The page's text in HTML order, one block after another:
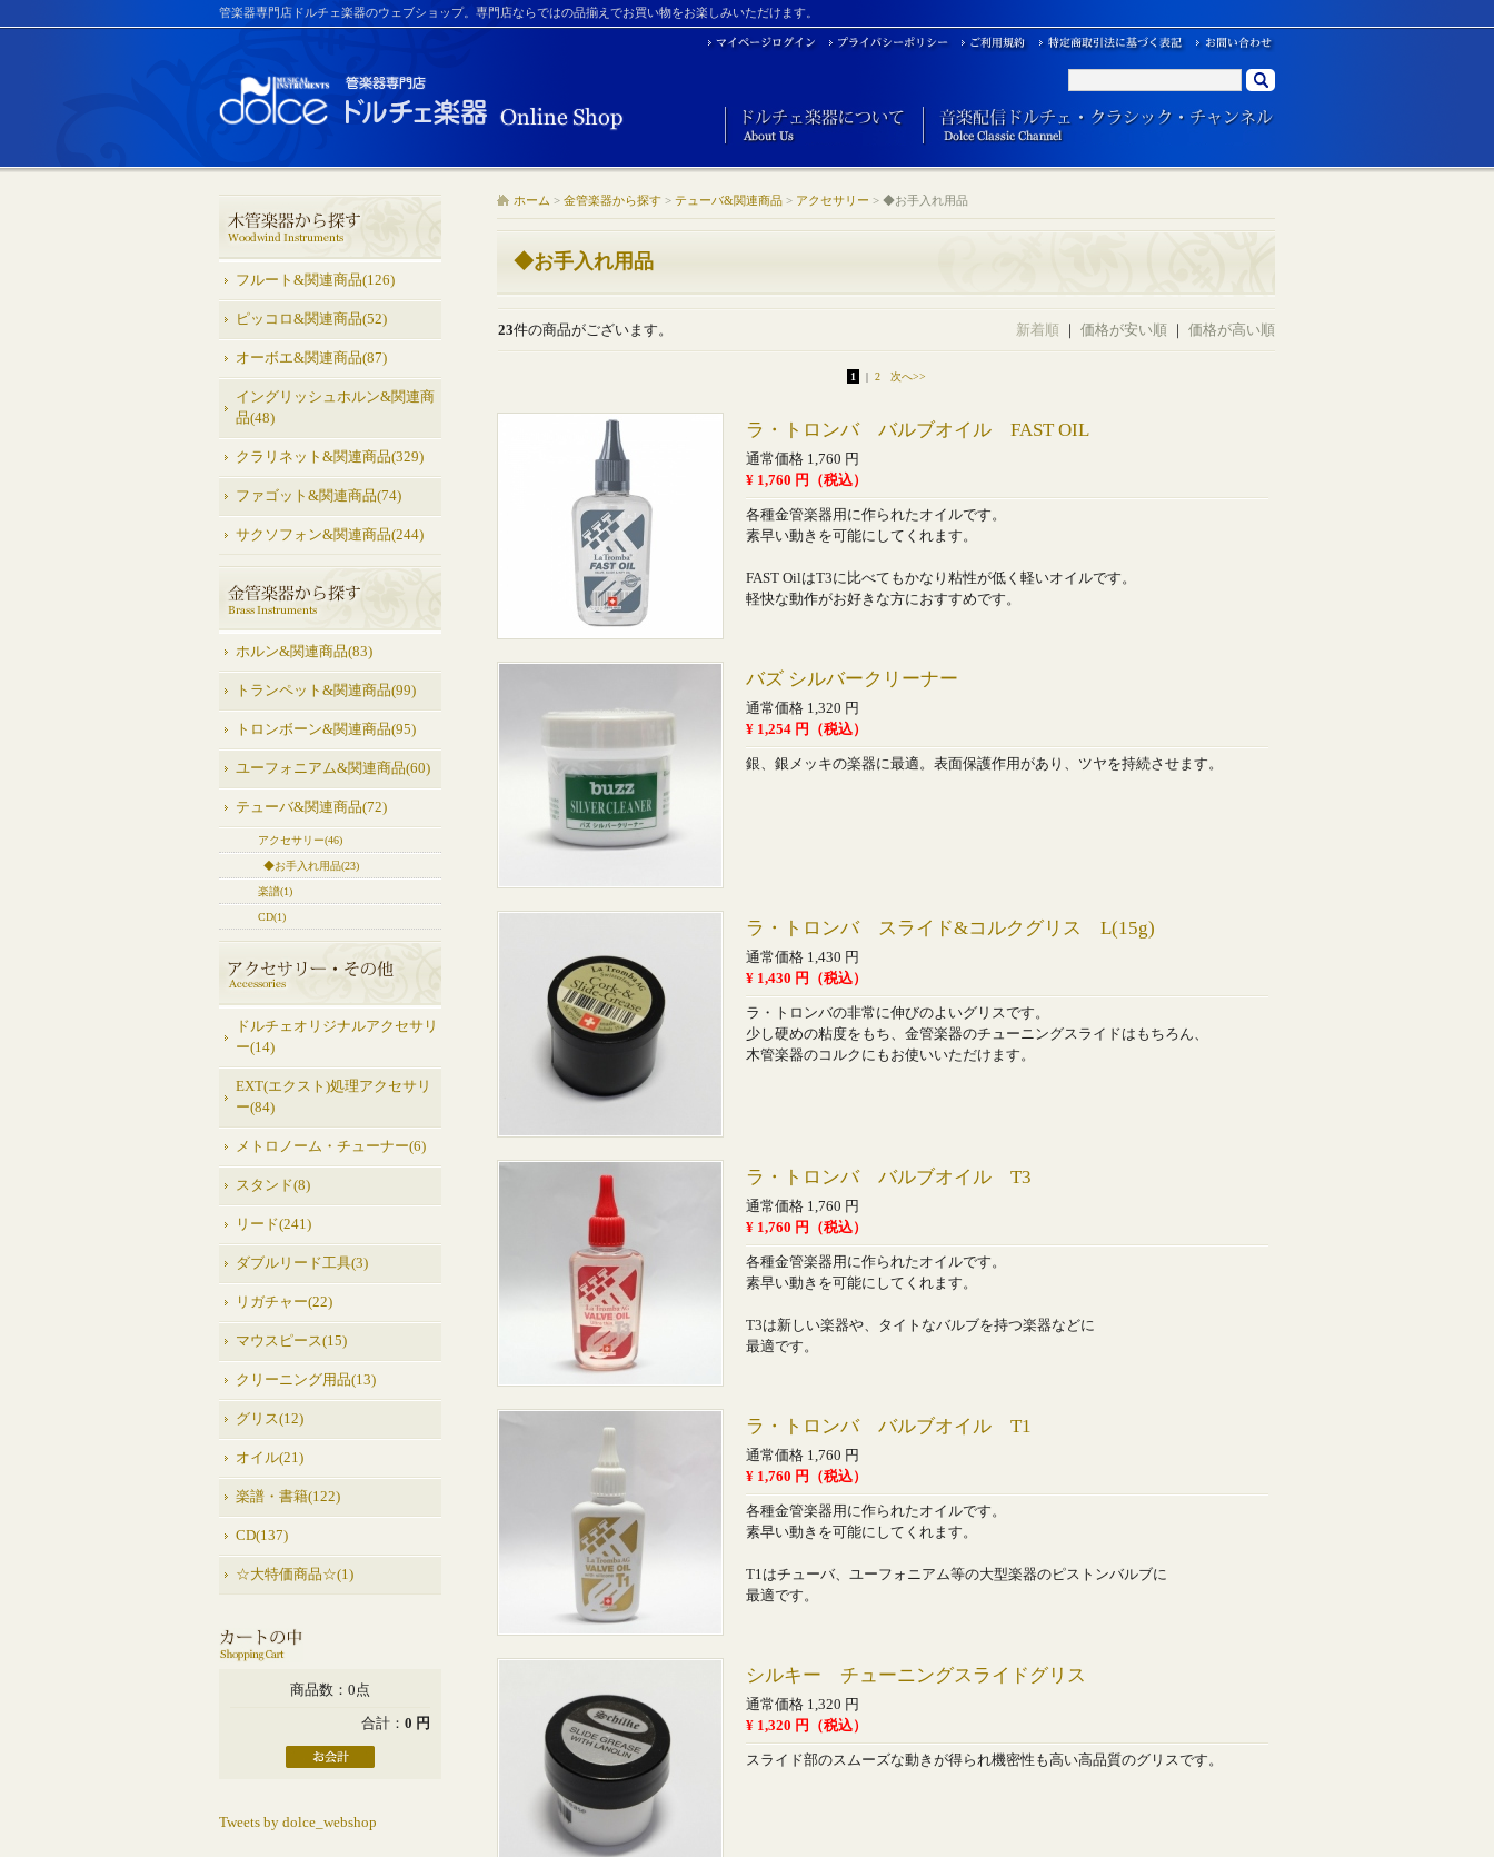
管楽器専門店ドルチェ楽器のウェブショップ。専門店ならではの品揃えでお買い物をお楽しみいただけます。
フルート&関連商品(126)
ピッコロ&関連商品(52)
オーボエ&関連商品(87)
イングリッシュホルン&関連商
品(48)
クラリネット&関連商品(329)
ファゴット&関連商品(74)
サクソフォン&関連商品(244)
ホルン&関連商品(83)
トランペット&関連商品(99)
トロンボーン&関連商品(95)
ユーフォニアム&関連商品(60)
テューバ&関連商品(72)
アクセサリー(46)
◆お手入れ用品(23)
楽譜(1)
CD(1)
ドルチェオリジナルアクセサリ
ー(14)
EXT(エクスト)処理アクセサリ
ー(84)
メトロノーム・チューナー(6)
スタンド(8)
リード(241)
ダブルリード工具(3)
リガチャー(22)
マウスピース(15)
クリーニング用品(13)
グリス(12)
オイル(21)
楽譜・書籍(122)
CD(137)
☆大特価商品☆(1)
商品数：0点
合計： 0 円
Tweets by dolce_webshop
ホーム > 金管楽器から探す > テューバ&関連商品 > アクセサリー > ◆お手入れ用品
◆お手入れ用品
23件の商品がございます。 新着順 価格が安い順 価格が高い順
1 | 2 次へ>>
ラ・トロンバ バルブオイル FAST OIL
通常価格 1,760 円
¥ 1,760 円（税込）
各種金管楽器用に作られたオイルです。
素早い動きを可能にしてくれます。
FAST OilはT3に比べてもかなり粘性が低く軽いオイルです。
軽快な動作がお好きな方におすすめです。
バズ シルバークリーナー
通常価格 1,320 円
¥ 1,254 円（税込）
銀、銀メッキの楽器に最適。表面保護作用があり、ツヤを持続させます。
ラ・トロンバ スライド&コルクグリス L(15g)
通常価格 1,430 円
¥ 1,430 円（税込）
ラ・トロンバの非常に伸びのよいグリスです。
少し硬めの粘度をもち、金管楽器のチューニングスライドはもちろん、
木管楽器のコルクにもお使いいただけます。
ラ・トロンバ バルブオイル T3
通常価格 1,760 円
¥ 1,760 円（税込）
各種金管楽器用に作られたオイルです。
素早い動きを可能にしてくれます。
T3は新しい楽器や、タイトなバルブを持つ楽器などに
最適です。
ラ・トロンバ バルブオイル T1
通常価格 1,760 円
¥ 1,760 円（税込）
各種金管楽器用に作られたオイルです。
素早い動きを可能にしてくれます。
T1はチューバ、ユーフォニアム等の大型楽器のピストンバルブに
最適です。
シルキー チューニングスライドグリス
通常価格 1,320 円
¥ 1,320 円（税込）
スライド部のスムーズな動きが得られ機密性も高い高品質のグリスです。